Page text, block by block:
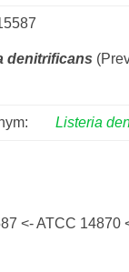
denitrificans
Listeria
<- ATCC